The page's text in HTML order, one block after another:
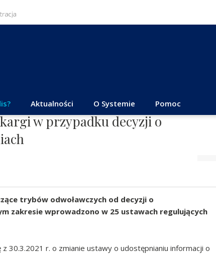
Aktualności O Systemie Pomoc
w przypadku decyzji o
trybów odwoławczych od decyzji o
zakresie wprowadzono w 25 ustawach regulujących
30.3.2021 r. o zmianie ustawy o udostępnianiu informacji o